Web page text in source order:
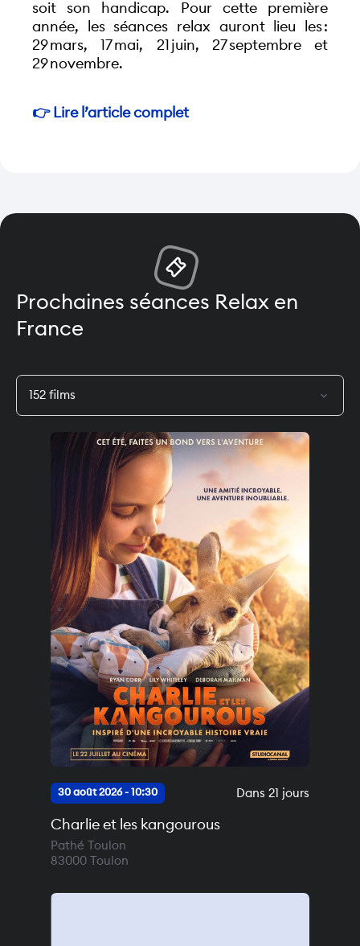
soit son handicap. Pour cette première
année, les séances relax auront lieu les :
29 mars, 17 mai, 21 juin, 27 septembre et
29 novembre.
👉 Lire l’article complet
Prochaines séances Relax en
France
expand_more
30 août 2026 - 10:30 Dans 21 jours
Charlie et les kangourous
Pathé Toulon
83000
Toulon